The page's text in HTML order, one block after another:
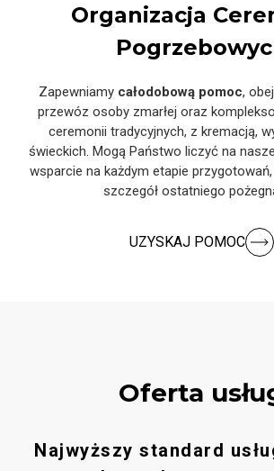
Organizacja
Zapewniamy całodobową pomoc,
przewóz osoby zmarłej oraz
ceremonii tradycyjnych, z kremacją,
świeckich. Mogą Państwo liczyć na
wsparcie na każdym etapie
szczegół ostatniego
UZYSKAJ POMOC
Oferta
Najwyższy standard